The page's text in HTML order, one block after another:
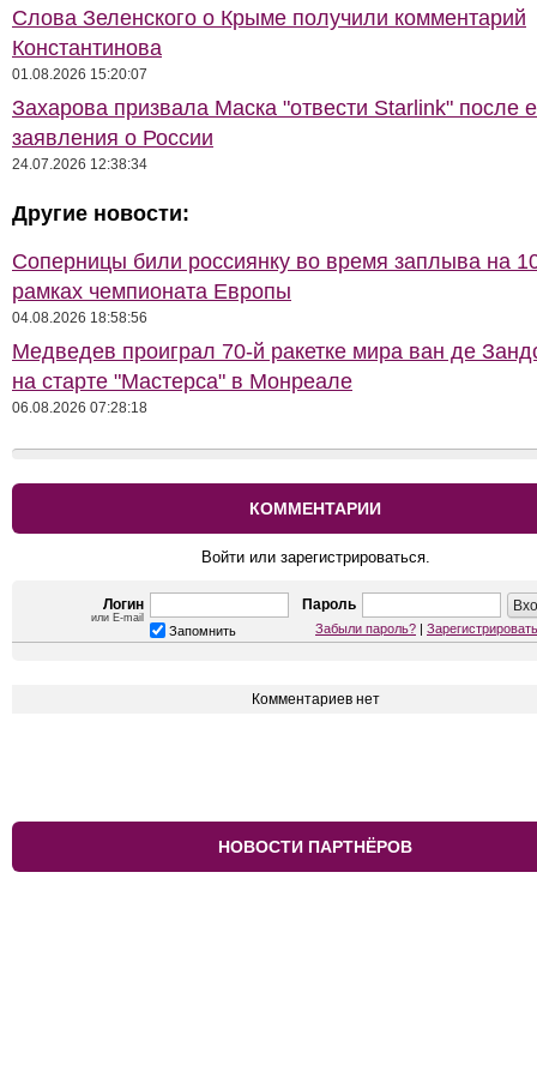
Слова Зеленского о Крыме получили комментарий
Константинова
01.08.2026 15:20:07
Захарова призвала Маска "отвести Starlink" после
заявления о России
24.07.2026 12:38:34
Другие новости:
Соперницы били россиянку во время заплыва на
рамках чемпионата Европы
04.08.2026 18:58:56
Медведев проиграл 70-й ракетке мира ван де
на старте "Мастерса" в Монреале
06.08.2026 07:28:18
КОММЕНТАРИИ
Войти или зарегистрироваться.
Логин
или E-mail
Пароль
Запомнить Забыли пароль? |
Комментариев нет
НОВОСТИ ПАРТНЁРОВ